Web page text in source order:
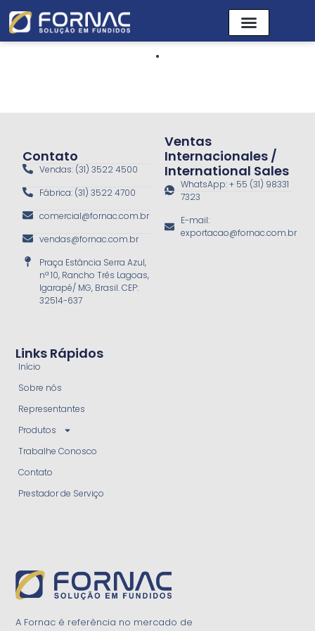
A Fornac é referência no mercado de
Links Rápidos
Início
Sobre nós
Representantes
Produtos
Trabalhe Conosco
Contato
Prestador de Serviço
Contato
Vendas: (31) 3522 4500
Fábrica: (31) 3522 4700
comercial@fornac.com.br
vendas@fornac.com.br
Praça Estância Serra Azul,
nª 10, Rancho Três Lagoas,
Igarapé/ MG, Brasil. CEP:
32514-637
Ventas
Internacionales /
International Sales
WhatsApp: + 55 (31) 98331
7323
E-mail:
exportacao@fornac.com.br